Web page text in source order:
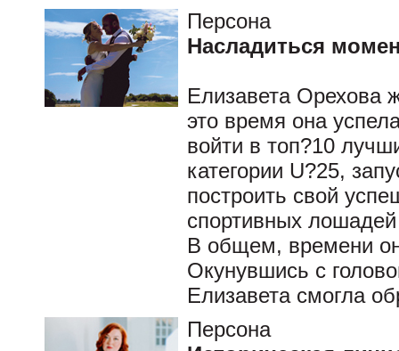
Персона
Насладиться
Елизавета Орехова
это время она
войти в топ?10
категории U?25,
построить свой
спортивных
В общем, времени
Окунувшись с
Елизавета смогла
Персона